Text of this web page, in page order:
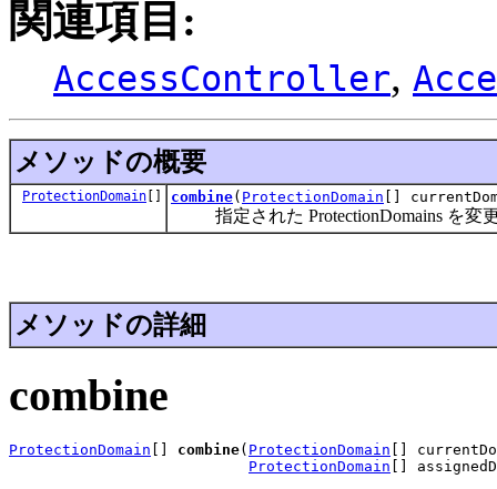
関連項目:
AccessController,
メソッドの概要
ProtectionDomain [] combine( ProtectionDomain []
指定された ProtectionDomains を変
メソッドの詳細
combine
ProtectionDomain combine( ProtectionDomain []
ProtectionDomain []